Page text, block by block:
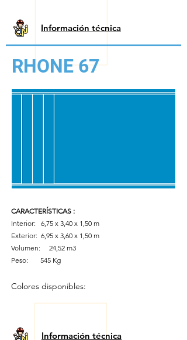
Información técnica
RHONE 67
CARACTERÍSTICAS :
Interior: 6,75 x 3,40 x 1,50 m
Exterior: 6,95 x 3,60 x 1,50 m
Volumen:
24,52 m3
Peso:
545 Kg
Colores disponibles:
Información técnica